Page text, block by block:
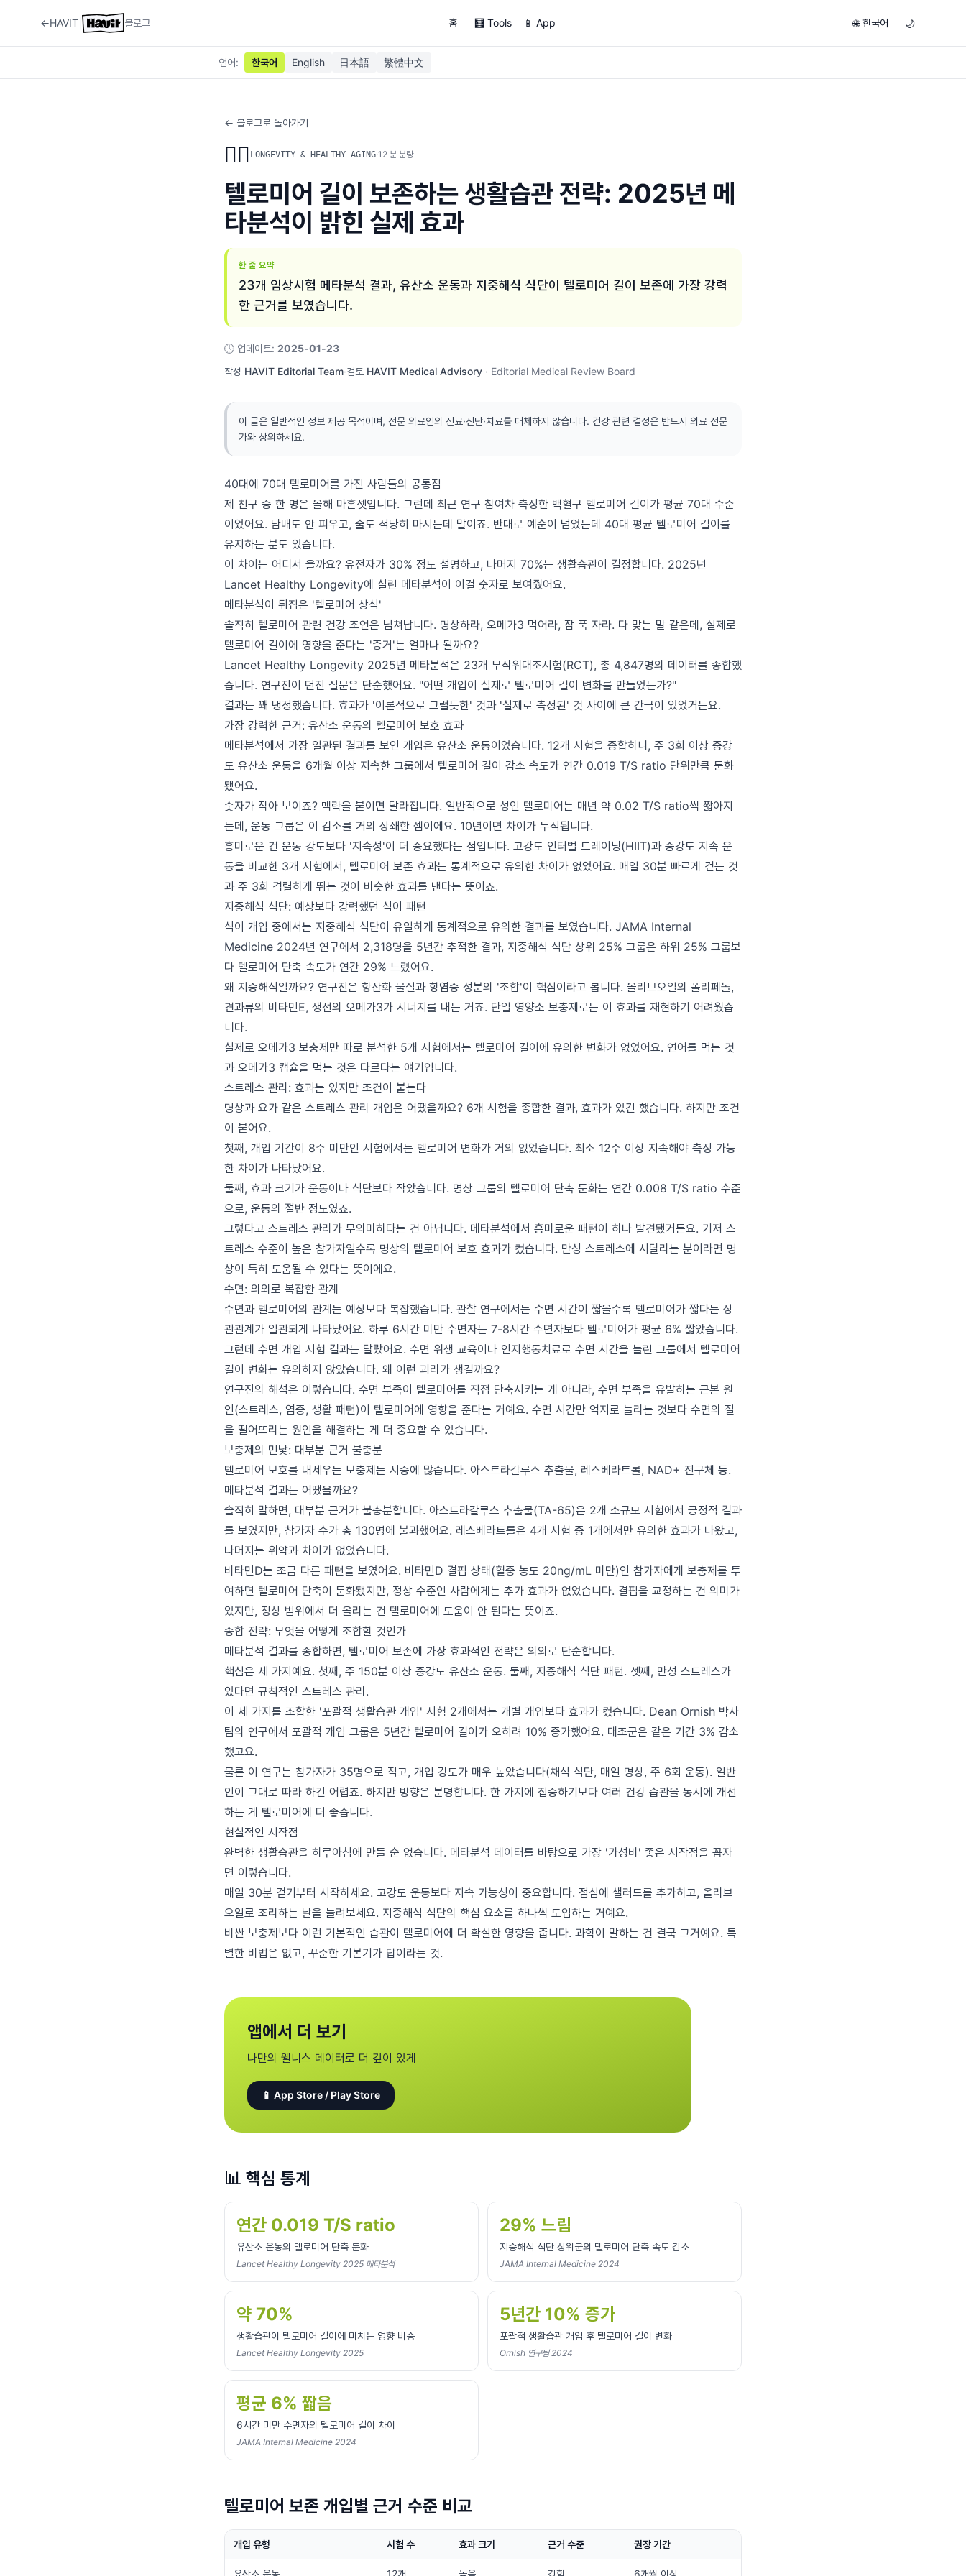
←HAVIT 블로그 홈 🧮 Tools 📱 App 🌐 한국어 🌙
언어: 한국어 English 日本語 繁體中文
← 블로그로 돌아가기
🏃‍♂️ LONGEVITY & HEALTHY AGING·12 분 분량
텔로미어 길이 보존하는 생활습관 전략: 2025년 메
타분석이 밝힌 실제 효과
한 줄 요약
23개 임상시험 메타분석 결과, 유산소 운동과 지중해식 식단이 텔로미어 길이 보존에 가장 강력
한 근거를 보였습니다.
🕓 업데이트: 2025-01-23
작성 HAVIT Editorial Team·검토 HAVIT Medical Advisory · Editorial Medical Review Board
이 글은 일반적인 정보 제공 목적이며, 전문 의료인의 진료·진단·치료를 대체하지 않습니다. 건강 관련 결정은 반드시 의료 전문
가와 상의하세요.
40대에 70대 텔로미어를 가진 사람들의 공통점
제 친구 중 한 명은 올해 마흔셋입니다. 그런데 최근 연구 참여차 측정한 백혈구 텔로미어 길이가 평균 70대 수준
이었어요. 담배도 안 피우고, 술도 적당히 마시는데 말이죠. 반대로 예순이 넘었는데 40대 평균 텔로미어 길이를
유지하는 분도 있습니다.
이 차이는 어디서 올까요? 유전자가 30% 정도 설명하고, 나머지 70%는 생활습관이 결정합니다. 2025년
Lancet Healthy Longevity에 실린 메타분석이 이걸 숫자로 보여줬어요.
메타분석이 뒤집은 '텔로미어 상식'
솔직히 텔로미어 관련 건강 조언은 넘쳐납니다. 명상하라, 오메가3 먹어라, 잠 푹 자라. 다 맞는 말 같은데, 실제로
텔로미어 길이에 영향을 준다는 '증거'는 얼마나 될까요?
Lancet Healthy Longevity 2025년 메타분석은 23개 무작위대조시험(RCT), 총 4,847명의 데이터를 종합했
습니다. 연구진이 던진 질문은 단순했어요. "어떤 개입이 실제로 텔로미어 길이 변화를 만들었는가?"
결과는 꽤 냉정했습니다. 효과가 '이론적으로 그럴듯한' 것과 '실제로 측정된' 것 사이에 큰 간극이 있었거든요.
가장 강력한 근거: 유산소 운동의 텔로미어 보호 효과
메타분석에서 가장 일관된 결과를 보인 개입은 유산소 운동이었습니다. 12개 시험을 종합하니, 주 3회 이상 중강
도 유산소 운동을 6개월 이상 지속한 그룹에서 텔로미어 길이 감소 속도가 연간 0.019 T/S ratio 단위만큼 둔화
됐어요.
숫자가 작아 보이죠? 맥락을 붙이면 달라집니다. 일반적으로 성인 텔로미어는 매년 약 0.02 T/S ratio씩 짧아지
는데, 운동 그룹은 이 감소를 거의 상쇄한 셈이에요. 10년이면 차이가 누적됩니다.
흥미로운 건 운동 강도보다 '지속성'이 더 중요했다는 점입니다. 고강도 인터벌 트레이닝(HIIT)과 중강도 지속 운
동을 비교한 3개 시험에서, 텔로미어 보존 효과는 통계적으로 유의한 차이가 없었어요. 매일 30분 빠르게 걷는 것
과 주 3회 격렬하게 뛰는 것이 비슷한 효과를 낸다는 뜻이죠.
지중해식 식단: 예상보다 강력했던 식이 패턴
식이 개입 중에서는 지중해식 식단이 유일하게 통계적으로 유의한 결과를 보였습니다. JAMA Internal
Medicine 2024년 연구에서 2,318명을 5년간 추적한 결과, 지중해식 식단 상위 25% 그룹은 하위 25% 그룹보
다 텔로미어 단축 속도가 연간 29% 느렸어요.
왜 지중해식일까요? 연구진은 항산화 물질과 항염증 성분의 '조합'이 핵심이라고 봅니다. 올리브오일의 폴리페놀,
견과류의 비타민E, 생선의 오메가3가 시너지를 내는 거죠. 단일 영양소 보충제로는 이 효과를 재현하기 어려웠습
니다.
실제로 오메가3 보충제만 따로 분석한 5개 시험에서는 텔로미어 길이에 유의한 변화가 없었어요. 연어를 먹는 것
과 오메가3 캡슐을 먹는 것은 다르다는 얘기입니다.
스트레스 관리: 효과는 있지만 조건이 붙는다
명상과 요가 같은 스트레스 관리 개입은 어땠을까요? 6개 시험을 종합한 결과, 효과가 있긴 했습니다. 하지만 조건
이 붙어요.
첫째, 개입 기간이 8주 미만인 시험에서는 텔로미어 변화가 거의 없었습니다. 최소 12주 이상 지속해야 측정 가능
한 차이가 나타났어요.
둘째, 효과 크기가 운동이나 식단보다 작았습니다. 명상 그룹의 텔로미어 단축 둔화는 연간 0.008 T/S ratio 수준
으로, 운동의 절반 정도였죠.
그렇다고 스트레스 관리가 무의미하다는 건 아닙니다. 메타분석에서 흥미로운 패턴이 하나 발견됐거든요. 기저 스
트레스 수준이 높은 참가자일수록 명상의 텔로미어 보호 효과가 컸습니다. 만성 스트레스에 시달리는 분이라면 명
상이 특히 도움될 수 있다는 뜻이에요.
수면: 의외로 복잡한 관계
수면과 텔로미어의 관계는 예상보다 복잡했습니다. 관찰 연구에서는 수면 시간이 짧을수록 텔로미어가 짧다는 상
관관계가 일관되게 나타났어요. 하루 6시간 미만 수면자는 7-8시간 수면자보다 텔로미어가 평균 6% 짧았습니다.
그런데 수면 개입 시험 결과는 달랐어요. 수면 위생 교육이나 인지행동치료로 수면 시간을 늘린 그룹에서 텔로미어
길이 변화는 유의하지 않았습니다. 왜 이런 괴리가 생길까요?
연구진의 해석은 이렇습니다. 수면 부족이 텔로미어를 직접 단축시키는 게 아니라, 수면 부족을 유발하는 근본 원
인(스트레스, 염증, 생활 패턴)이 텔로미어에 영향을 준다는 거예요. 수면 시간만 억지로 늘리는 것보다 수면의 질
을 떨어뜨리는 원인을 해결하는 게 더 중요할 수 있습니다.
보충제의 민낯: 대부분 근거 불충분
텔로미어 보호를 내세우는 보충제는 시중에 많습니다. 아스트라갈루스 추출물, 레스베라트롤, NAD+ 전구체 등.
메타분석 결과는 어땠을까요?
솔직히 말하면, 대부분 근거가 불충분합니다. 아스트라갈루스 추출물(TA-65)은 2개 소규모 시험에서 긍정적 결과
를 보였지만, 참가자 수가 총 130명에 불과했어요. 레스베라트롤은 4개 시험 중 1개에서만 유의한 효과가 나왔고,
나머지는 위약과 차이가 없었습니다.
비타민D는 조금 다른 패턴을 보였어요. 비타민D 결핍 상태(혈중 농도 20ng/mL 미만)인 참가자에게 보충제를 투
여하면 텔로미어 단축이 둔화됐지만, 정상 수준인 사람에게는 추가 효과가 없었습니다. 결핍을 교정하는 건 의미가
있지만, 정상 범위에서 더 올리는 건 텔로미어에 도움이 안 된다는 뜻이죠.
종합 전략: 무엇을 어떻게 조합할 것인가
메타분석 결과를 종합하면, 텔로미어 보존에 가장 효과적인 전략은 의외로 단순합니다.
핵심은 세 가지예요. 첫째, 주 150분 이상 중강도 유산소 운동. 둘째, 지중해식 식단 패턴. 셋째, 만성 스트레스가
있다면 규칙적인 스트레스 관리.
이 세 가지를 조합한 '포괄적 생활습관 개입' 시험 2개에서는 개별 개입보다 효과가 컸습니다. Dean Ornish 박사
팀의 연구에서 포괄적 개입 그룹은 5년간 텔로미어 길이가 오히려 10% 증가했어요. 대조군은 같은 기간 3% 감소
했고요.
물론 이 연구는 참가자가 35명으로 적고, 개입 강도가 매우 높았습니다(채식 식단, 매일 명상, 주 6회 운동). 일반
인이 그대로 따라 하긴 어렵죠. 하지만 방향은 분명합니다. 한 가지에 집중하기보다 여러 건강 습관을 동시에 개선
하는 게 텔로미어에 더 좋습니다.
현실적인 시작점
완벽한 생활습관을 하루아침에 만들 순 없습니다. 메타분석 데이터를 바탕으로 가장 '가성비' 좋은 시작점을 꼽자
면 이렇습니다.
매일 30분 걷기부터 시작하세요. 고강도 운동보다 지속 가능성이 중요합니다. 점심에 샐러드를 추가하고, 올리브
오일로 조리하는 날을 늘려보세요. 지중해식 식단의 핵심 요소를 하나씩 도입하는 거예요.
비싼 보충제보다 이런 기본적인 습관이 텔로미어에 더 확실한 영향을 줍니다. 과학이 말하는 건 결국 그거예요. 특
별한 비법은 없고, 꾸준한 기본기가 답이라는 것.
앱에서 더 보기
나만의 웰니스 데이터로 더 깊이 있게
📱 App Store / Play Store
📊 핵심 통계
연간 0.019 T/S ratio
유산소 운동의 텔로미어 단축 둔화
Lancet Healthy Longevity 2025 메타분석
29% 느림
지중해식 식단 상위군의 텔로미어 단축 속도 감소
JAMA Internal Medicine 2024
약 70%
생활습관이 텔로미어 길이에 미치는 영향 비중
Lancet Healthy Longevity 2025
5년간 10% 증가
포괄적 생활습관 개입 후 텔로미어 길이 변화
Ornish 연구팀 2024
평균 6% 짧음
6시간 미만 수면자의 텔로미어 길이 차이
JAMA Internal Medicine 2024
텔로미어 보존 개입별 근거 수준 비교
개입 유형 시험 수 효과 크기 근거 수준 권장 기간
유산소 운동 12개 높음 강함 6개월 이상